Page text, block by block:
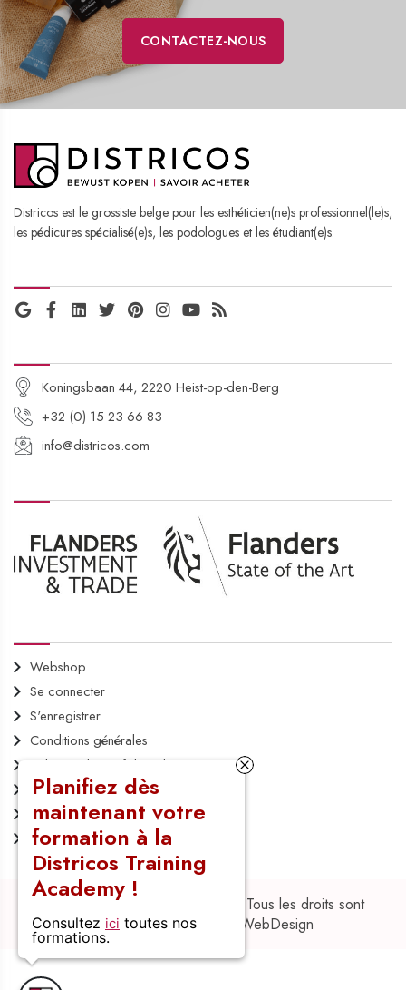
CONTACTEZ-NOUS
Districos est le grossiste belge pour les esthéticien(ne)s professionnel(le)s,
​​​​​​​les pédicures spécialisé(e)s, les podologues et les étudiant(e)s.
Koningsbaan 44, 2220 Heist-op-den-Berg
+32 (0) 15 23 66 83
info@districos.com
Webshop
Se connecter
S'enregistrer
Conditions générales
Politique de confidentialité
Politique des cookies
Commandes
Retours
Droit d'auteur © 2023 Districos. Tous les droits sont
réservés. UP-TO-DATE WebDesign
Planifiez dès
maintenant votre
formation à la
Districos Training
Academy !
Consultez ici toutes nos
formations.